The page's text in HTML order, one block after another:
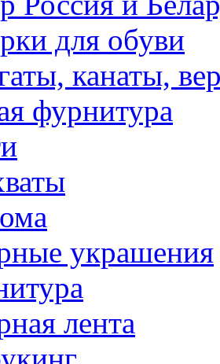
для обуви
канаты,
фурнитура
украшения
лента